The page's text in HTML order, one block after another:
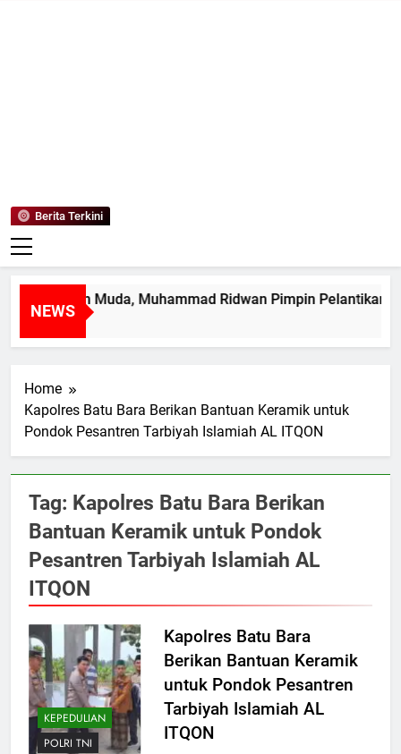
Berita Terkini
NEWS
Pemimpin Muda, Muhammad Ridwan Pimpin Pelantikan
Home
Kapolres Batu Bara Berikan Bantuan Keramik untuk
Pondok Pesantren Tarbiyah Islamiah AL ITQON
Tag: Kapolres Batu Bara Berikan
Bantuan Keramik untuk Pondok
Pesantren Tarbiyah Islamiah AL
ITQON
KEPEDULIAN
POLRI TNI
Kapolres Batu Bara
Berikan Bantuan Keramik
untuk Pondok Pesantren
Tarbiyah Islamiah AL
ITQON